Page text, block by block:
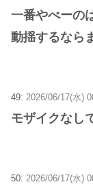
一番やべーの
動揺するなら
49: 2026/06/17(水)
モザイクなし
50: 2026/06/17(水)